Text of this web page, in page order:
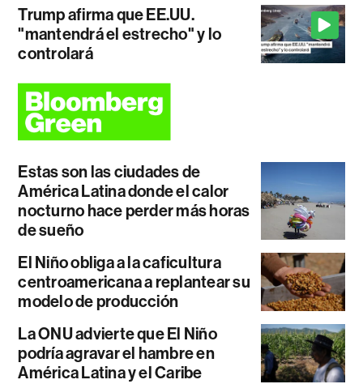
Trump afirma que EE.UU.
"mantendrá el estrecho" y lo
controlará
Estas son las ciudades de
América Latina donde el calor
nocturno hace perder más horas
de sueño
El Niño obliga a la caficultura
centroamericana a replantear su
modelo de producción
La ONU advierte que El Niño
podría agravar el hambre en
América Latina y el Caribe